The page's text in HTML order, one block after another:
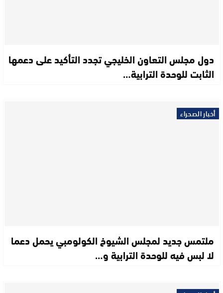
دول مجلس التعاون الخليجي تجدد التأكيد على دعمها
الثابت للوحدة الترابية…
أخبار الصحراء
ملتمس جديد لمجلس الشيوخ الكولومبي يحمل دعما
لا لبس فيه للوحدة الترابية و…